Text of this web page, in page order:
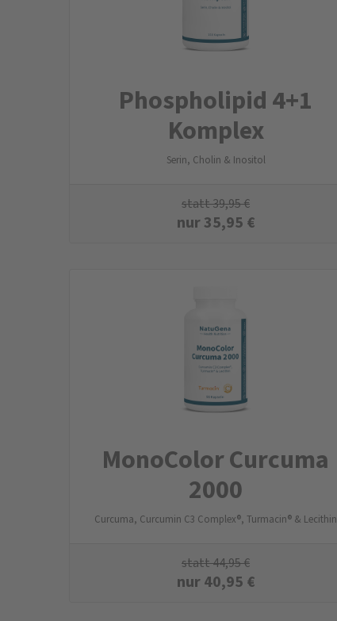
Phospholipid 4+1
Komplex
Serin, Cholin & Inositol
statt39,95€
nur35,95 €
MonoColor Curcuma
2000
Curcuma, Curcumin C3 Complex®, Turmacin® & Lecithin
statt44,95€
nur40,95 €